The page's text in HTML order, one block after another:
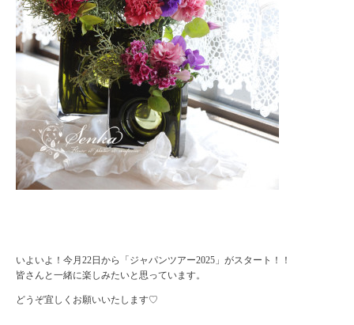
いよいよ！今月22日から「ジャパンツアー2025」がスタート！！
皆さんと一緒に楽しみたいと思っています。
どうぞ宜しくお願いいたします♡